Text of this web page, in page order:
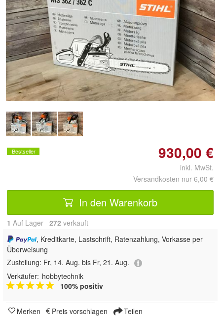
Doppelt antippen zum
vergrößern
Bestseller 930,00 €
inkl. MwSt.
Versandkosten nur 6,00 €
In den Warenkorb
1 Auf Lager 272 verkauft
, Kreditkarte, Lastschrift, Ratenzahlung, Vorkasse per
Überweisung
Zustellung: Fr, 14. Aug. bis Fr, 21. Aug.
Verkäufer: hobbytechnik
100% positiv
Merken Preis vorschlagen Teilen